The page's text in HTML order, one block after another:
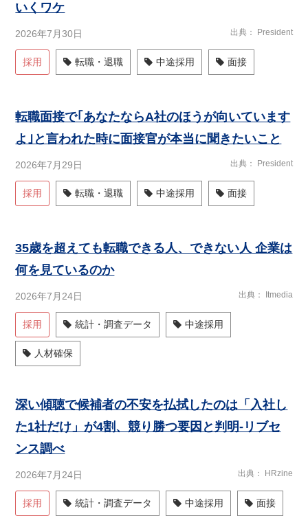
いくワケ
2026年7月30日 出典 President
採用 転職・退職 中途採用 面接
転職面接で｢あなたならA社のほうが向いています
よ｣と言われた時に面接官が本当に聞きたいこと
2026年7月29日 出典 President
採用 転職・退職 中途採用 面接
35歳を超えても転職できる人、できない人 企業は
何を見ているのか
2026年7月24日 出典 Itmedia
採用 統計・調査データ 中途採用
人材確保
深い傾聴で候補者の不安を払拭したのは「入社し
た1社だけ」が4割、競り勝つ要因と判明-リブセ
ンス調べ
2026年7月24日 出典 HRzine
採用 統計・調査データ 中途採用 面接